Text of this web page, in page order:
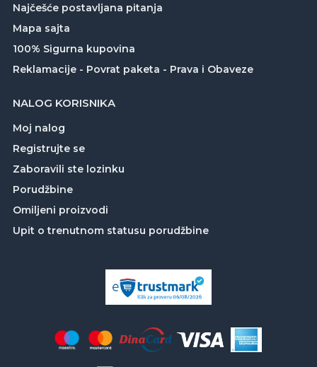
Najčešće postavljana pitanja
Mapa sajta
100% Sigurna kupovina
Reklamacije - Povrat paketa - Prava i Obaveze
NALOG KORISNIKA
Moj nalog
Registrujte se
Zaboravili ste lozinku
Porudžbine
Omiljeni proizvodi
Upit o trenutnom statusu porudžbine